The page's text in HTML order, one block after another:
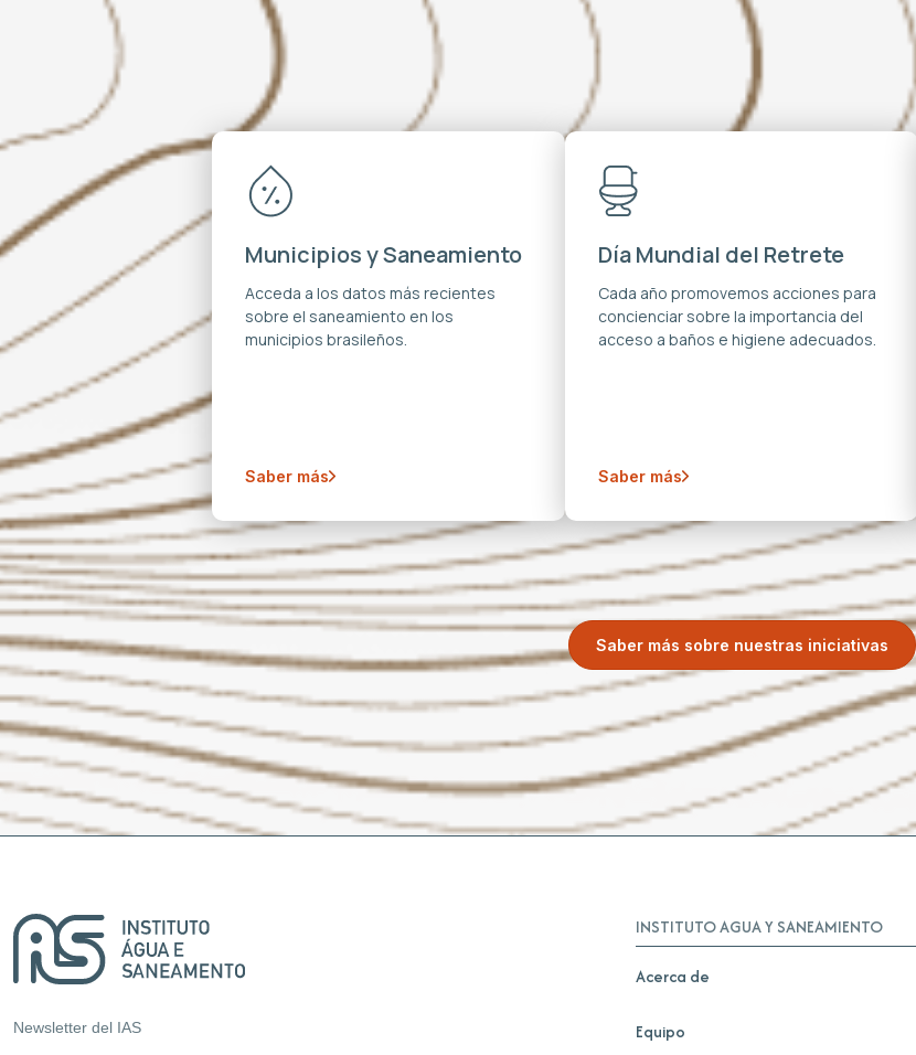
Municipios y Saneamiento
Acceda a los datos más recientes
sobre el saneamiento en los
municipios brasileños.
Saber más
Día Mundial del Retrete
Cada año promovemos acciones para
concienciar sobre la importancia del
acceso a baños e higiene adecuados.
Saber más
Saber más sobre nuestras iniciativas
Newsletter del IAS
INSTITUTO AGUA Y SANEAMIENTO
Acerca de
Equipo